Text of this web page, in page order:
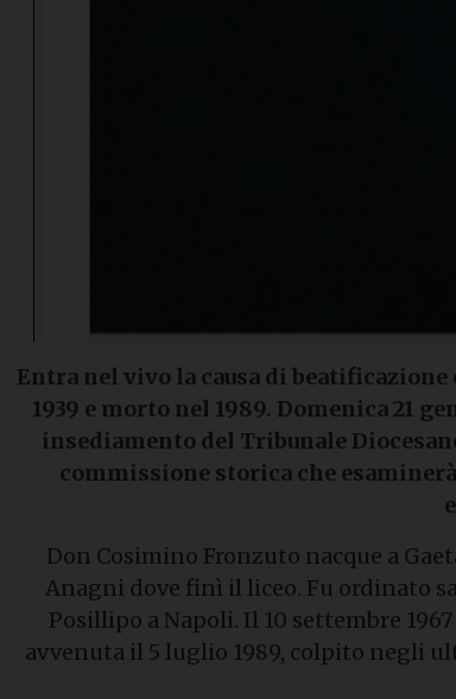
Entra nel vivo la causa di
1939 e morto nel 1989. Domenica 21
insediamento del Tribunale
commissione storica che
Don Cosimino Fronzuto nacque a
Anagni dove finì il liceo. Fu ordinato
Posillipo a Napoli. Il 10 settembre
avvenuta il 5 luglio 1989, colpito negli